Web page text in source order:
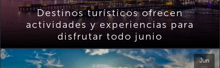
Destinos turísticos ofrecen
actividades y experiencias para
disfrutar todo junio
Jun